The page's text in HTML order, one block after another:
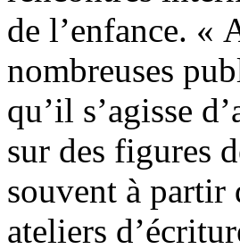
de l’enfance. «
nombreuses
qu’il s’agisse
sur des figures
souvent à partir
ateliers